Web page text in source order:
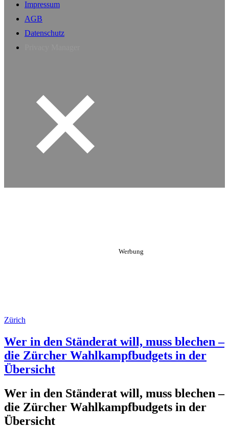
Impressum
AGB
Datenschutz
Zürich
Wer in den Ständerat will, muss blechen –
die Zürcher Wahlkampfbudgets in der
Übersicht
Wer in den Ständerat will, muss blechen –
die Zürcher Wahlkampfbudgets in der
Übersicht